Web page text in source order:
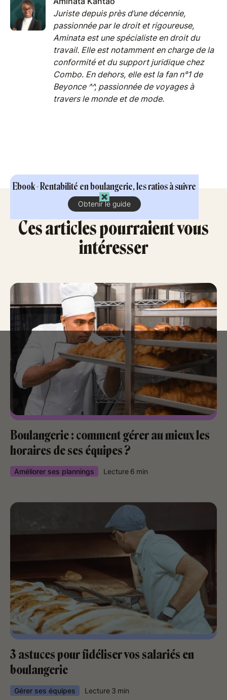
Ebook - Rentabilité en boulangerie, les ratios à suivre
Obtenir le guide
Juriste depuis près d’une décennie,
passionnée par le droit et rigoureuse,
Aminata est une spécialiste en droit du
travail. Elle est notamment en charge de la
conformité et du support juridique chez
Combo. En dehors, elle est la fan n°1 de
Beyonce ^^, passionnée de voyages à
travers le monde et de mode.
Ces articles pourraient vous
intéresser
Boulangerie : comment gérer au mieux les
horaires de ses équipes ?
Améliorer ses plannings Lecture 6 min
3 astuces pour fidéliser vos salariés en
boulangerie
Gérer ses équipes Lecture 3 min